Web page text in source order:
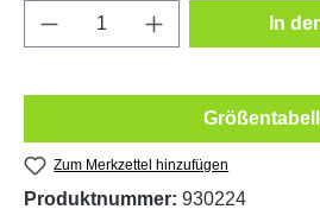
Produkt Anzahl: Gib In
Zum Merkzettel hinzufügen
Produktnummer: 930224